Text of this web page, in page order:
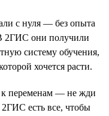
с нуля — без опыта
2ГИС они получили
систему обучения,
хочется расти.
к переменам — не жди
есть все, чтобы